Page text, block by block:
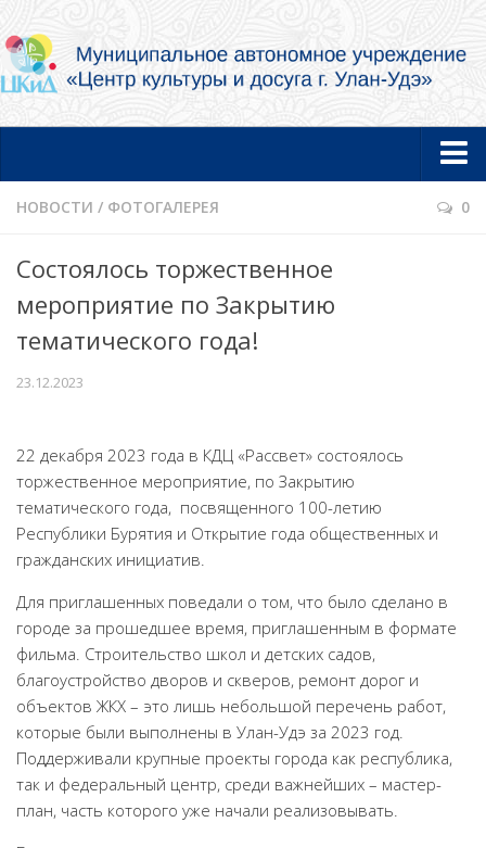
Главная
Об учреждении
Документы
Услуги в электронной форме
Фотогалерея
Муниципальный концертный духовой оркестр
Народный фольклорный ансамбль «Тоонто»
Забайкальский народный хор «Семейские янтари»
Валико Гаспарян
Ирина Шагдурова
Анна Комолова
Сергей Плотников
Интернет-приемная
Контакты
Купить Билеты
НОВОСТИ / ФОТОГАЛЕРЕЯ 0
Cостоялось торжественное
мероприятие по Закрытию
тематического года!
23.12.2023
22 декабря 2023 года в КДЦ «Рассвет» состоялось
торжественное мероприятие, по Закрытию
тематического года, посвященного 100-летию
Республики Бурятия и Открытие года общественных и
гражданских инициатив.
Для приглашенных поведали о том, что было сделано в
городе за прошедшее время, приглашенным в формате
фильма. Строительство школ и детских садов,
благоустройство дворов и скверов, ремонт дорог и
объектов ЖКХ – это лишь небольшой перечень работ,
которые были выполнены в Улан-Удэ за 2023 год.
Поддерживали крупные проекты города как республика,
так и федеральный центр, среди важнейших – мастер-
план, часть которого уже начали реализовывать.